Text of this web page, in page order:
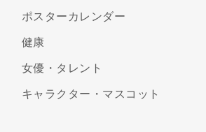
ポスターカレンダー
健康
女優・タレント
キャラクター・マスコット